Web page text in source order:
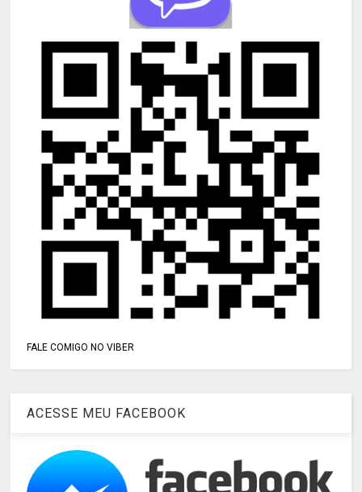
FALE COMIGO NO VIBER
ACESSE MEU FACEBOOK